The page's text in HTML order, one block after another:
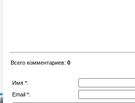
Всего комментариев: 0
Имя *:
Email *: